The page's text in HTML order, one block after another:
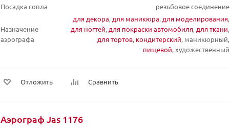
Посадка сопла
резьбовое соединение
Назначение
аэрографа
для декора, для маникюра, для моделирования,
для ногтей, для покраски автомобиля, для ткани,
для тортов, кондитерский, маникюрный,
пищевой, художественный
Отложить Сравнить
Аэрограф Jas 1176